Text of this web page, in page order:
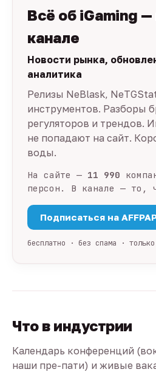
Всё об iGaming
канале
Новости рынка,
аналитика
Релизы NeBlask,
инструментов. Разборы
регуляторов и трендов.
не попадают на сайт.
воды.
На сайте — 11 990
персон. В канале — то,
Подписаться на
бесплатно · без спама ·
Что в индустрии
Календарь конференций
наши пре-пати) и живые